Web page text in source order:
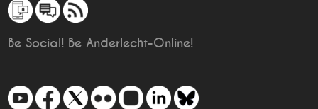
Be Social! Be Anderlecht-Online!